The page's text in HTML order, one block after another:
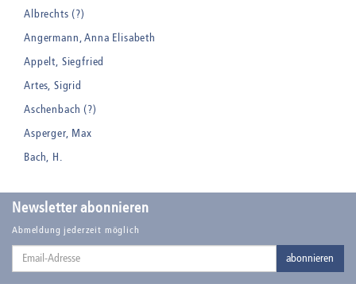
Albrechts (?)
Angermann, Anna Elisabeth
Appelt, Siegfried
Artes, Sigrid
Aschenbach (?)
Asperger, Max
Bach, H.
Balden, Theo , eigentlich Otto Koehler
Balden-Wolff, Annemarie
Bankroth, Bernd
Bankroth, Ursula
Newsletter abonnieren
Abmeldung jederzeit möglich
Email-
abonnieren